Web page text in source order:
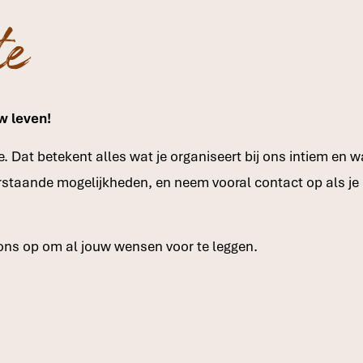
leven!
Dat betekent alles wat je organiseert bij ons intiem en
mogelijkheden, en neem vooral contact op als
op om al jouw wensen voor te leggen.